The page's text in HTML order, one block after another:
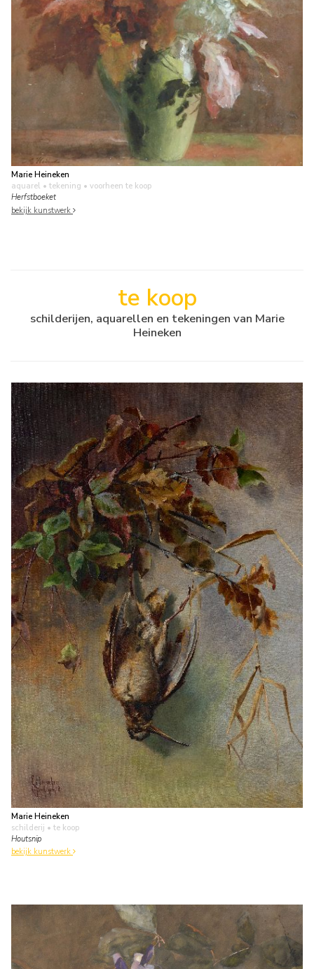
Marie Heineken
aquarel • tekening • voorheen te koop
Herfstboeket
bekijk kunstwerk
te koop
schilderijen, aquarellen en tekeningen van Marie
Heineken
Marie Heineken
schilderij • te koop
Houtsnip
bekijk kunstwerk